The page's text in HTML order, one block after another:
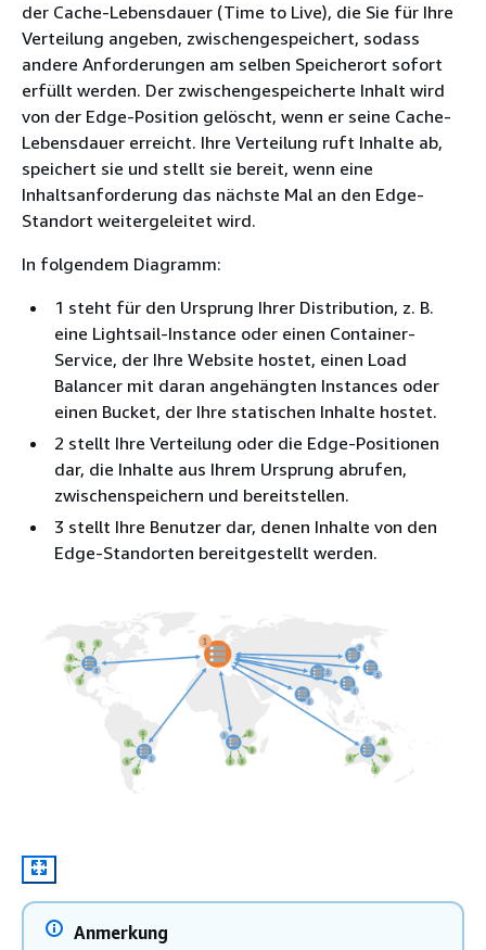
der Cache-Lebensdauer (Time to Live), die Sie für Ihre
Verteilung angeben, zwischengespeichert, sodass
andere Anforderungen am selben Speicherort sofort
erfüllt werden. Der zwischengespeicherte Inhalt wird
von der Edge-Position gelöscht, wenn er seine Cache-
Lebensdauer erreicht. Ihre Verteilung ruft Inhalte ab,
speichert sie und stellt sie bereit, wenn eine
Inhaltsanforderung das nächste Mal an den Edge-
Standort weitergeleitet wird.
In folgendem Diagramm:
1 steht für den Ursprung Ihrer Distribution, z. B.
eine Lightsail-Instance oder einen Container-
Service, der Ihre Website hostet, einen Load
Balancer mit daran angehängten Instances oder
einen Bucket, der Ihre statischen Inhalte hostet.
2 stellt Ihre Verteilung oder die Edge-Positionen
dar, die Inhalte aus Ihrem Ursprung abrufen,
zwischenspeichern und bereitstellen.
3 stellt Ihre Benutzer dar, denen Inhalte von den
Edge-Standorten bereitgestellt werden.
Anmerkung